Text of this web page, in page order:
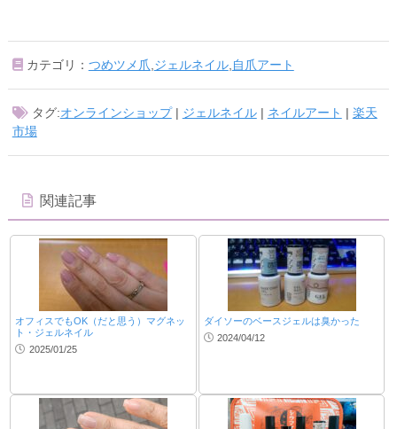
カテゴリ： つめツメ爪 ジェルネイル, 自爪アート
タグ:オンラインショップ| ジェルネイル| ネイルアート | 楽天
市場
関連記事
オフィスでもOK（だと思う）マグネッ
ト・ジェルネイル
2025/01/25
ダイソーのベースジェルは臭かった
2024/04/12